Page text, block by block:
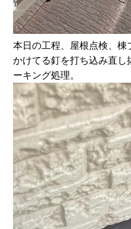
本日の工程、屋根点検、棟
かけてる釘を打ち込み直し
ーキング処理。